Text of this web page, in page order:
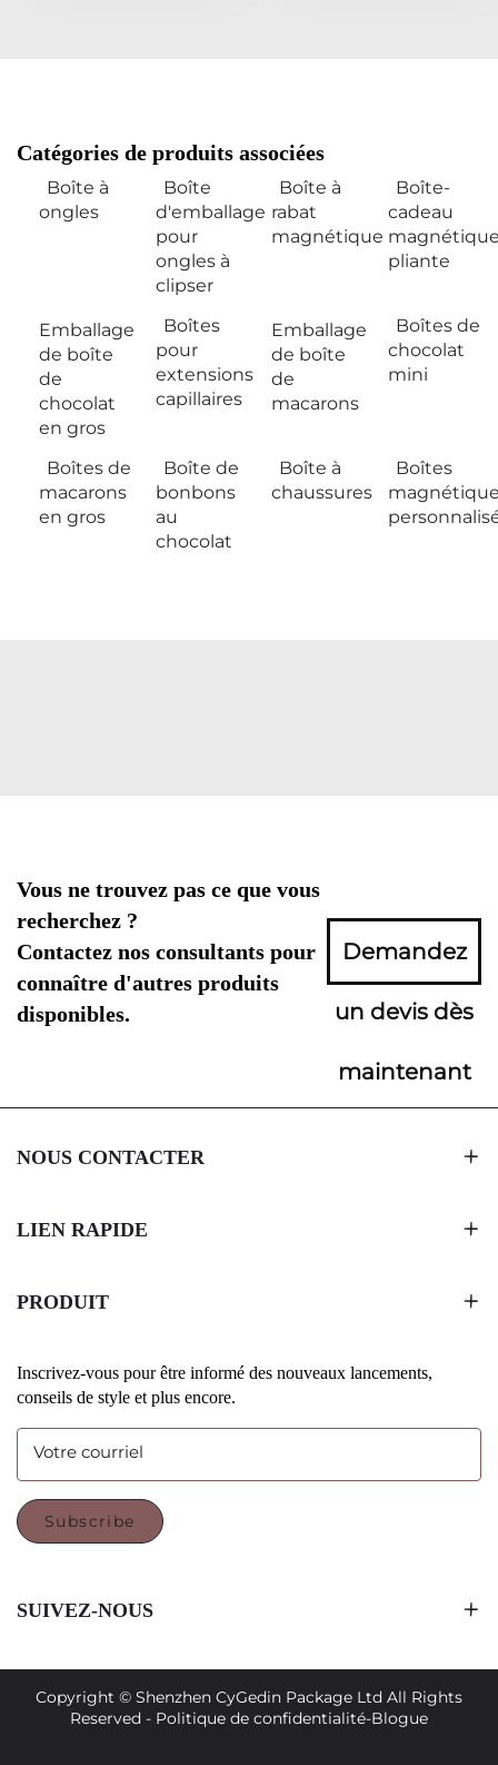
Catégories de produits associées
Boîte à
ongles
Boîte
d'emballage
pour
ongles à
clipser
Boîte à
rabat
magnétique
Boîte-
cadeau
pliante
Emballage
de boîte
de
chocolat
en gros
Boîtes
pour
extensions
capillaires
Emballage
de boîte
de
macarons
Boîtes de
chocolat
mini
Boîtes de
macarons
en gros
Boîte de
bonbons
au
chocolat
Boîte à
chaussures
Boîtes
Vous ne trouvez pas ce que vous
recherchez ?
Contactez nos consultants pour
connaître d'autres produits
disponibles.
Demandez
un devis dès
maintenant
NOUS CONTACTER
LIEN RAPIDE
PRODUIT
Inscrivez-vous pour être informé des nouveaux lancements,
conseils de style et plus encore.
Votre courriel
Subscribe
SUIVEZ-NOUS
Copyright © Shenzhen CyGedin Package Ltd All Rights
Reserved - Politique de confidentialité-Blogue